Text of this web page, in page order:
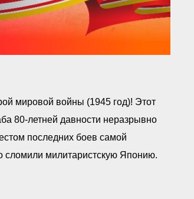
мировой войны (1945 год)! Этот
80-летней давности неразрывно
последних боев самой
сломили милитаристскую Японию.